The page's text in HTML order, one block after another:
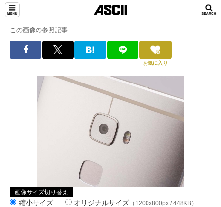
この画像の参照記事
お気に入り
画像サイズ切り替え
縮小サイズ オリジナルサイズ （1200x800px / 448KB）